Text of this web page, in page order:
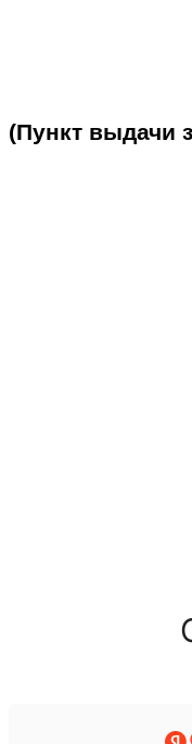
(Пункт выдачи